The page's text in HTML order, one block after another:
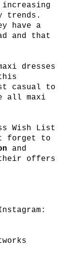
trends.
have a
and that
dresses
casual to
all maxi
Wish List
forget to
and
offers